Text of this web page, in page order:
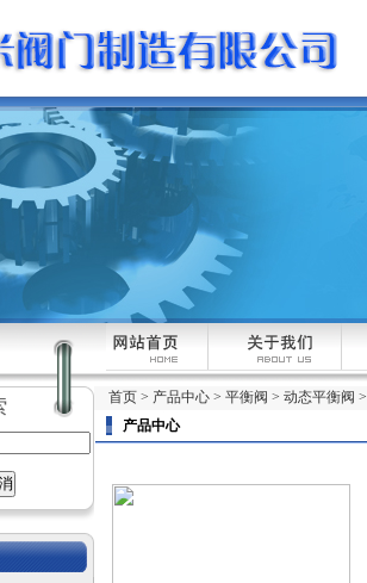
首页 > 产品中心 > 平衡阀 > 动态平衡阀
产品中心